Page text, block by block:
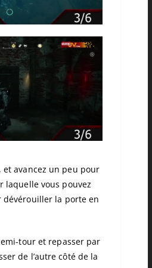
et avancez un peu pour
laquelle vous pouvez
la porte en
tour et repasser par
de l’autre côté de la